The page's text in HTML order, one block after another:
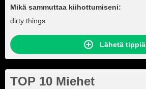
Mikä sammuttaa kiihottumiseni:
dirty things
Lähetä tippiä
TOP 10 Miehet